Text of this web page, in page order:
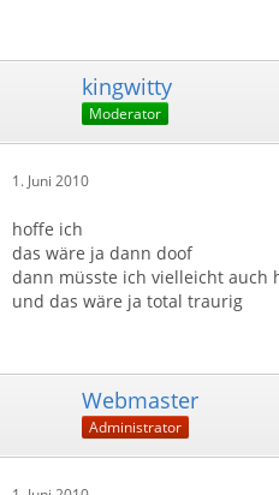
kingwitty
Moderator
1. Juni 2010
hoffe ich
das wäre ja dann doof
dann müsste ich vielleicht auch
und das wäre ja total traurig
Webmaster
Administrator